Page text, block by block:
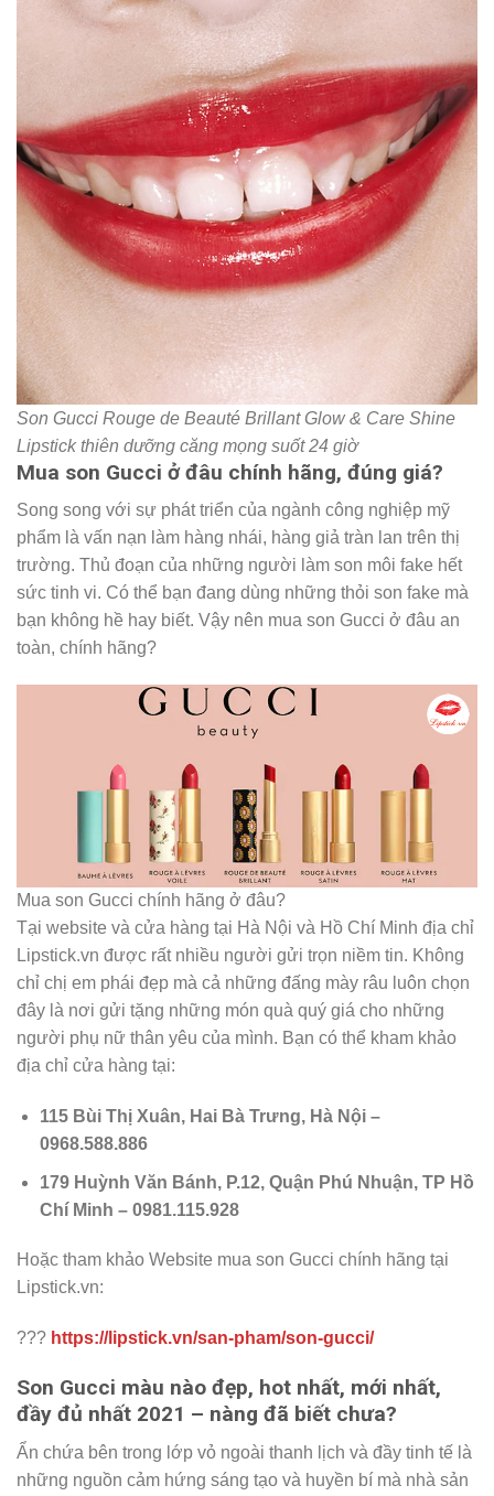
Son Gucci Rouge de Beauté Brillant Glow & Care Shine
Lipstick thiên dưỡng căng mọng suốt 24 giờ
Mua son Gucci ở đâu chính hãng, đúng giá?
Song song với sự phát triển của ngành công nghiệp mỹ
phẩm là vấn nạn làm hàng nhái, hàng giả tràn lan trên thị
trường. Thủ đoạn của những người làm son môi fake hết
sức tinh vi. Có thể bạn đang dùng những thỏi son fake mà
bạn không hề hay biết. Vậy nên mua son Gucci ở đâu an
toàn, chính hãng?
Mua son Gucci chính hãng ở đâu?
Tại website và cửa hàng tại Hà Nội và Hồ Chí Minh địa chỉ
Lipstick.vn được rất nhiều người gửi trọn niềm tin. Không
chỉ chị em phái đẹp mà cả những đấng mày râu luôn chọn
đây là nơi gửi tặng những món quà quý giá cho những
người phụ nữ thân yêu của mình. Bạn có thể kham khảo
địa chỉ cửa hàng tại:
115 Bùi Thị Xuân, Hai Bà Trưng, Hà Nội –
0968.588.886
179 Huỳnh Văn Bánh, P.12, Quận Phú Nhuận, TP Hồ
Chí Minh – 0981.115.928
Hoặc tham khảo Website mua son Gucci chính hãng tại
Lipstick.vn:
??? https://lipstick.vn/san-pham/son-gucci/
Son Gucci màu nào đẹp, hot nhất, mới nhất,
đầy đủ nhất 2021 – nàng đã biết chưa?
Ẩn chứa bên trong lớp vỏ ngoài thanh lịch và đầy tinh tế là
những nguồn cảm hứng sáng tạo và huyền bí mà nhà sản